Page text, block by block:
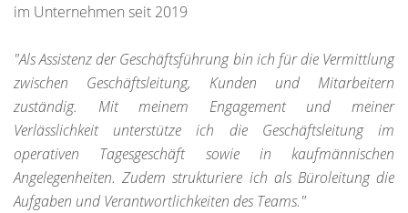
im Unternehmen seit 2019
"Als Assistenz der Geschäftsführung bin ich für die Vermittlung
zwischen Geschäftsleitung, Kunden und Mitarbeitern
zuständig. Mit meinem Engagement und meiner
Verlässlichkeit unterstütze ich die Geschäftsleitung im
operativen Tagesgeschäft sowie in kaufmännischen
Angelegenheiten. Zudem strukturiere ich als Büroleitung die
Aufgaben und Verantwortlichkeiten des Teams."